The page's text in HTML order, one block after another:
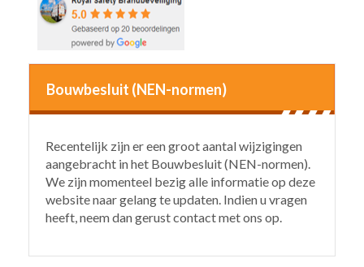
Bouwbesluit (NEN-normen)
Recentelijk zijn er een groot aantal wijzigingen
aangebracht in het Bouwbesluit (NEN-normen).
We zijn momenteel bezig alle informatie op deze
website naar gelang te updaten. Indien u vragen
heeft, neem dan gerust contact met ons op.